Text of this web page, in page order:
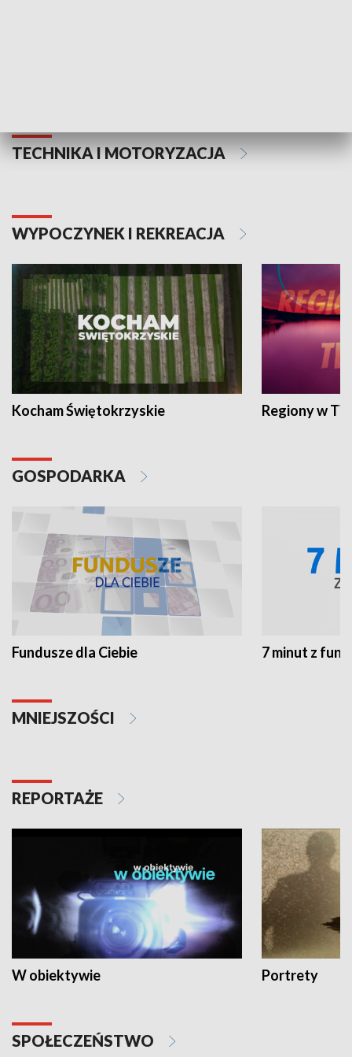
TECHNIKA I MOTORYZACJA
WYPOCZYNEK I REKREACJA
Kocham Świętokrzyskie Regiony w
GOSPODARKA
Fundusze dla Ciebie 7 minut z
MNIEJSZOŚCI
REPORTAŻE
W obiektywie Portrety
SPOŁECZEŃSTWO